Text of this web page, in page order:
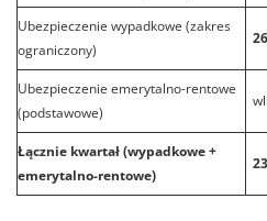
Ubezpieczenie wypadkowe (zakres
ograniczony)
Ubezpieczenie emerytalno-rentowe
(podstawowe)
Łącznie kwartał (wypadkowe +
emerytalno-rentowe)